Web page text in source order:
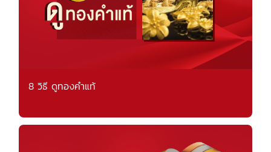
8 วิธี ดูทองคำแท้